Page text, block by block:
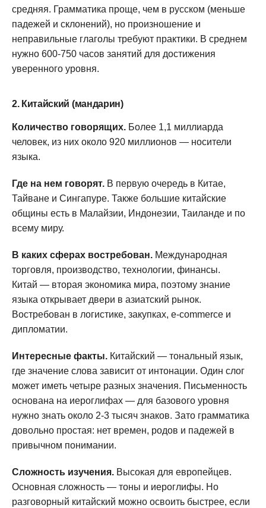
средняя. Грамматика проще, чем в русском (меньше
падежей и склонений), но произношение и
неправильные глаголы требуют практики. В среднем
нужно 600-750 часов занятий для достижения
уверенного уровня.
2. Китайский (мандарин)
Количество говорящих. Более 1,1 миллиарда
человек, из них около 920 миллионов — носители
языка.
Где на нем говорят. В первую очередь в Китае,
Тайване и Сингапуре. Также большие китайские
общины есть в Малайзии, Индонезии, Таиланде и по
всему миру.
В каких сферах востребован. Международная
торговля, производство, технологии, финансы.
Китай — вторая экономика мира, поэтому знание
языка открывает двери в азиатский рынок.
Востребован в логистике, закупках, e-commerce и
дипломатии.
Интересные факты. Китайский — тональный язык,
где значение слова зависит от интонации. Один слог
может иметь четыре разных значения. Письменность
основана на иероглифах — для базового уровня
нужно знать около 2-3 тысяч знаков. Зато грамматика
довольно простая: нет времен, родов и падежей в
привычном понимании.
Сложность изучения. Высокая для европейцев.
Основная сложность — тоны и иероглифы. Но
разговорный китайский можно освоить быстрее, если